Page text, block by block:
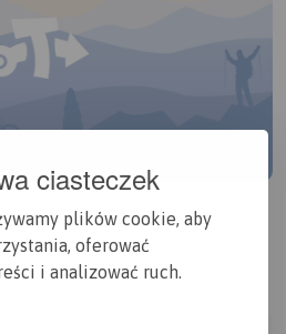
ciasteczek
plików cookie, aby
oferować
i analizować ruch.